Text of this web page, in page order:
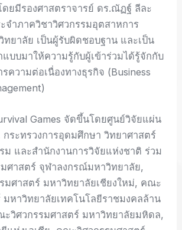
ยมีรองศาสตราจารย์ ดร.ณัฏฐ์ ลีละ
จำภาควิชาวิศวกรรมอุตสาหการ
ยาลัย เป็นผู้รับผิดชอบฐาน และเป็น
บบมาให้ความรู้กับผู้เข้าร่วมได้รู้จักกับ
ความต่อเนื่องทางธุรกิจ (Business
Games จัดขึ้นโดยศูนย์วิจัยแผ่น
ระทรวงการอุดมศึกษา วิทยาศาสตร์
ม และสำนักงานการวิจัยแห่งชาติ ร่วม
ศาสตร์ จุฬาลงกรณ์มหาวิทยาลัย,
มศาสตร์ มหาวิทยาลัยเชียงใหม่, คณะ
มหาวิทยาลัยเทคโนโลยีราชมงคลล้าน
ะวิศวกรรมศาสตร์ มหาวิทยาลัยมหิดล,